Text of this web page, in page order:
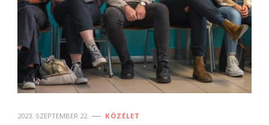
2023. SZEPTEMBER 22. KÖZÉLET